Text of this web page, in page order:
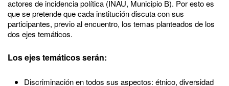
actores de incidencia política (INAU, Municipio B). Por esto es
que se pretende que cada institución discuta con sus
participantes, previo al encuentro, los temas planteados de los
dos ejes temáticos.
Los ejes temáticos serán:
Discriminación en todos sus aspectos: étnico, diversidad